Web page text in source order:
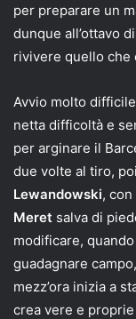
per preparare un
dunque all’ottavo
rivivere quello che
Avvio molto
netta difficoltà e
per arginare il
due volte al tiro,
Lewandowski,
Meret salva di
modificare,
guadagnare
mezz’ora inizia a
crea vere e